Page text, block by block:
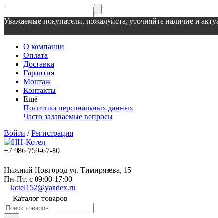
Уважаемые покупатели, пожалуйста, уточняйте наличие и
О компании
Оплата
Доставка
Гарантия
Монтаж
Контакты
Ещё
Политика персональных данных
Часто задаваемые вопросы
Войти /Регистрация
+7 986 759-67-80
Нижний Новгород ул. Тимирязева, 15
Пн-Пт, с 09:00-17:00
kotel152@yandex.ru
Каталог товаров